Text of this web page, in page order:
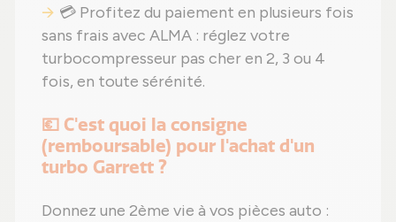
💳 Profitez du paiement en plusieurs fois
sans frais avec ALMA : réglez votre
turbocompresseur pas cher en 2, 3 ou 4
fois, en toute sérénité.
💶 C'est quoi la consigne
(remboursable) pour l'achat d'un
turbo Garrett ?
Donnez une 2ème vie à vos pièces auto :